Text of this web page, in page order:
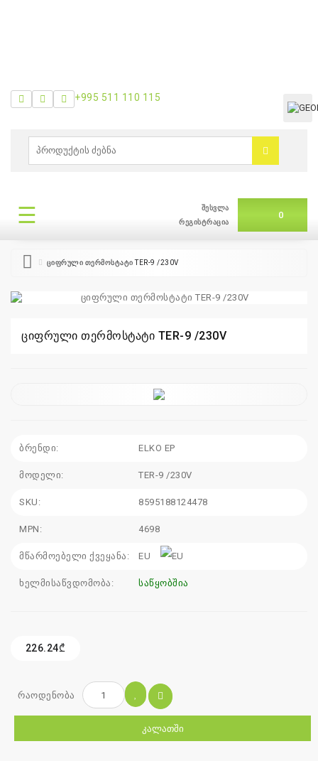
|
თვის
+995
110
+995 511 110 115
☰
შესვლა
რეგისტრაცია
0
ციფრული თერმოსტატი TER-9 /230V
ციფრული თერმოსტატი TER-9 /230V
ბრენდი: ELKO EP
მოდელი: TER-9 /230V
SKU: 8595188124478
MPN: 4698
მწარმოებელი ქვეყანა: EU
ხელმისაწვდომობა: საწყობშია
226.24₾
რაოდენობა
ᲙᲐᲚᲐᲗᲨᲘ